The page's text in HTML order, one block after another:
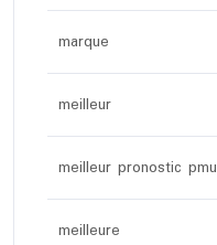
marque
meilleur
meilleur pronostic pmu
meilleure